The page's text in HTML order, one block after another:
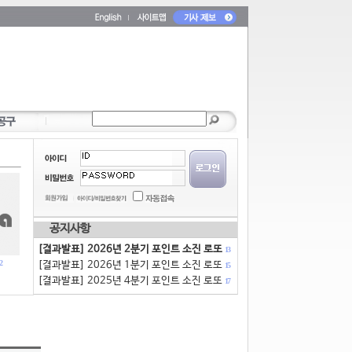
2
공지사항
[결과발표] 2026년 2분기 포인트 소진 로또 13
[결과발표] 2026년 1분기 포인트 소진 로또 15
[결과발표] 2025년 4분기 포인트 소진 로또 17